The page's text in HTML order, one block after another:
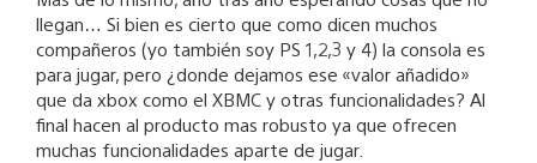
llegan… Si bien es cierto que como dicen muchos
compañeros (yo también soy PS 1,2,3 y 4) la consola es
para jugar, pero ¿donde dejamos ese «valor añadido»
que da xbox como el XBMC y otras funcionalidades? Al
final hacen al producto mas robusto ya que ofrecen
muchas funcionalidades aparte de jugar.